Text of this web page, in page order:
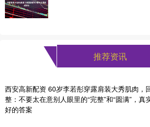
推荐资讯
西安高新配资 60岁李若彤穿露肩装大秀肌肉，
整：不要太在意别人眼里的“完整”和“圆满”，
好的答案